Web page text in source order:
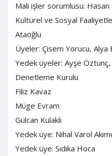
Mali işler sorumlusu: Hasan
Kültürel ve Sosyal
Ataoğlu
Üyeler: Çisem Yorucu, Alya
Yedek üyeler: Ayşe
Denetleme Kurulu
Filiz Kavaz
Müge Evram
Gülcan Kulaklı
Yedek üye: Nihal Varol
Yedek üye: Sıdıka Hoca